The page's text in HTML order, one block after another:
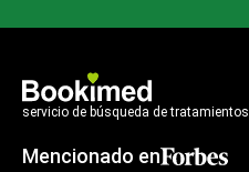
servicio de búsqueda de tratamientos
Mencionado en